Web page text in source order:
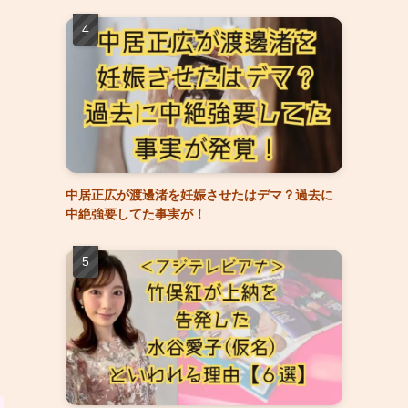
中居正広が渡邊渚を妊娠させたはデマ？過去に
中絶強要してた事実が！